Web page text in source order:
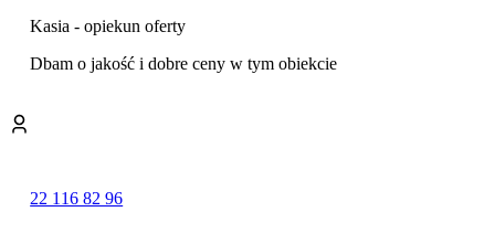
Kasia - opiekun oferty
Dbam o jakość i dobre ceny w tym obiekcie
22 116 82 96